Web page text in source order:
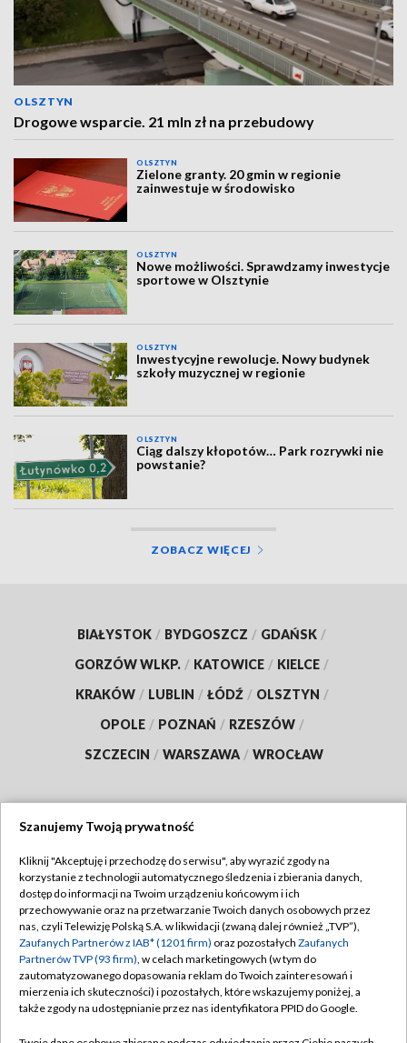
OLSZTYN
Drogowe wsparcie. 21 mln zł na przebudowy
OLSZTYN
Zielone granty. 20 gmin w regionie
zainwestuje w środowisko
OLSZTYN
Nowe możliwości. Sprawdzamy inwestycje
sportowe w Olsztynie
OLSZTYN
Inwestycyjne rewolucje. Nowy budynek
szkoły muzycznej w regionie
OLSZTYN
Ciąg dalszy kłopotów… Park rozrywki nie
powstanie?
ZOBACZ WIĘCEJ
BIAŁYSTOK / BYDGOSZCZ / GDAŃSK /
GORZÓW WLKP. / KATOWICE / KIELCE /
KRAKÓW / LUBLIN / ŁÓDŹ / OLSZTYN /
OPOLE / POZNAŃ / RZESZÓW /
SZCZECIN / WARSZAWA / WROCŁAW
TVP
Abonament TVP
Emisja w TVP
Centrum informacji TVP
Naziemna Telewizja Cyfrowa
Regulamin TVP
Polityka prywatności
Moje zgody
Pomoc
Szanujemy Twoją prywatność
Kliknij "Akceptuję i przechodzę do serwisu", aby wyrazić zgody na
korzystanie z technologii automatycznego śledzenia i zbierania danych,
dostęp do informacji na Twoim urządzeniu końcowym i ich
przechowywanie oraz na przetwarzanie Twoich danych osobowych przez
nas, czyli Telewizję Polską S.A. w likwidacji (zwaną dalej również „TVP”),
Zaufanych Partnerów z IAB* (1201 firm) oraz pozostałych Zaufanych
Partnerów TVP (93 firm), w celach marketingowych (w tym do
zautomatyzowanego dopasowania reklam do Twoich zainteresowań i
mierzenia ich skuteczności) i pozostałych, które wskazujemy poniżej, a
także zgody na udostępnianie przez nas identyfikatora PPID do Google.